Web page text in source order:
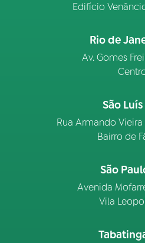
Edifício
Rio de
Av. Gomes
São
Rua Armando Vieira
Bairro de
São
Avenida
Vila